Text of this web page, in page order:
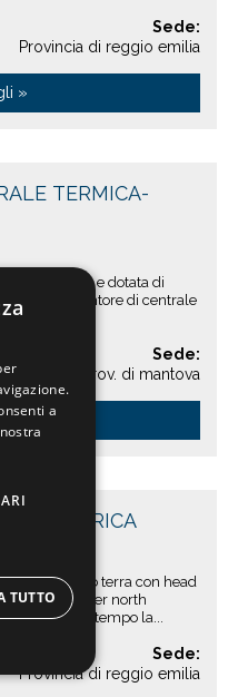
Sede:
Provincia di reggio emilia
»
TERMICA-
del legno e dotata di
un manutentore di centrale
...
Sede:
Prov. di mantova
»
AMERICA
movimento terra con head
manager north
il 50% del tempo la...
Sede:
Provincia di reggio emilia
a
TUTTO